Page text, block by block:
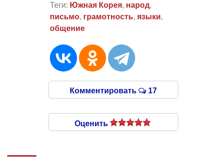
Теги: Южная Корея, народ,
письмо, грамотность, языки,
общение
Комментировать 17
Оценить